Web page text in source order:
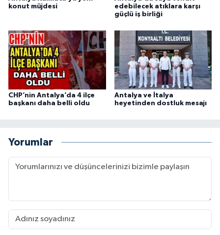
konut müjdesi
edebilecek atıklara karşı
güçlü iş birliği
CHP’nin Antalya’da 4 ilçe
başkanı daha belli oldu
Antalya ve İtalya
heyetinden dostluk mesajı
Yorumlar